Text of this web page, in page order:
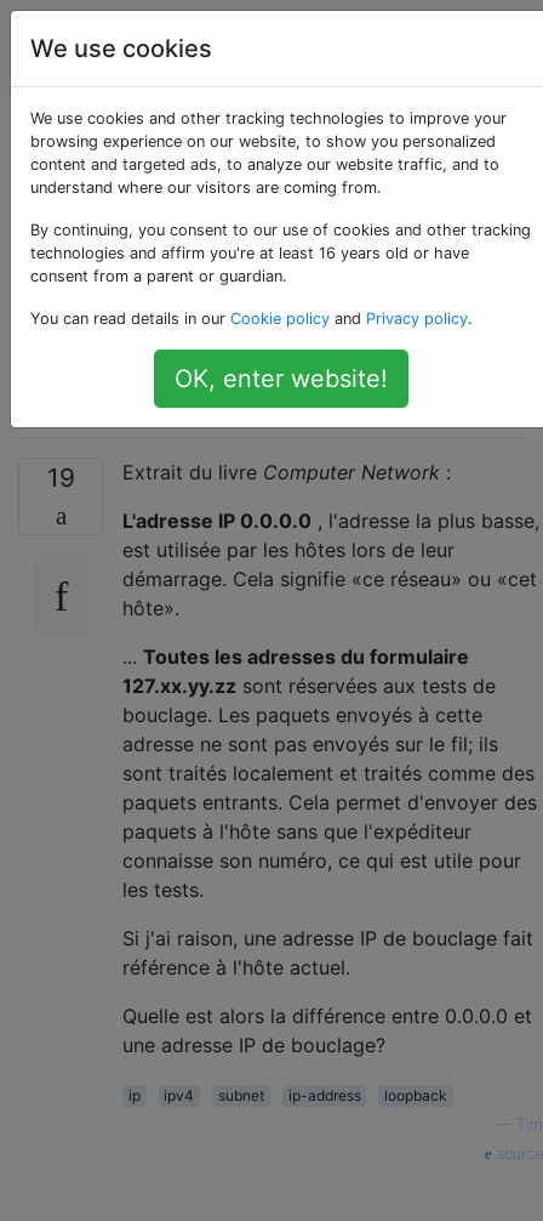
Ingénierie
de réseau
Quelle est la
différence entre
0.0.0.0 et une
adresse IP de
bouclage?
19 Extrait du livre Computer Network :
L'adresse IP 0.0.0.0 , l'adresse la plus basse,
est utilisée par les hôtes lors de leur
démarrage. Cela signifie «ce réseau» ou «cet
hôte».
... Toutes les adresses du formulaire
127.xx.yy.zz sont réservées aux tests de
bouclage. Les paquets envoyés à cette
adresse ne sont pas envoyés sur le fil; ils
sont traités localement et traités comme des
paquets entrants. Cela permet d'envoyer des
paquets à l'hôte sans que l'expéditeur
connaisse son numéro, ce qui est utile pour
les tests.
Si j'ai raison, une adresse IP de bouclage fait
référence à l'hôte actuel.
Quelle est alors la différence entre 0.0.0.0 et
une adresse IP de bouclage?
ip ipv4 subnet ip-address
loopback
Tim
source
We use cookies
We use cookies and other tracking technologies to improve your
browsing experience on our website, to show you personalized
content and targeted ads, to analyze our website traffic, and to
understand where our visitors are coming from.
By continuing, you consent to our use of cookies and other tracking
technologies and affirm you're at least 16 years old or have
consent from a parent or guardian.
You can read details in our Cookie policy and Privacy policy.
OK, enter website!